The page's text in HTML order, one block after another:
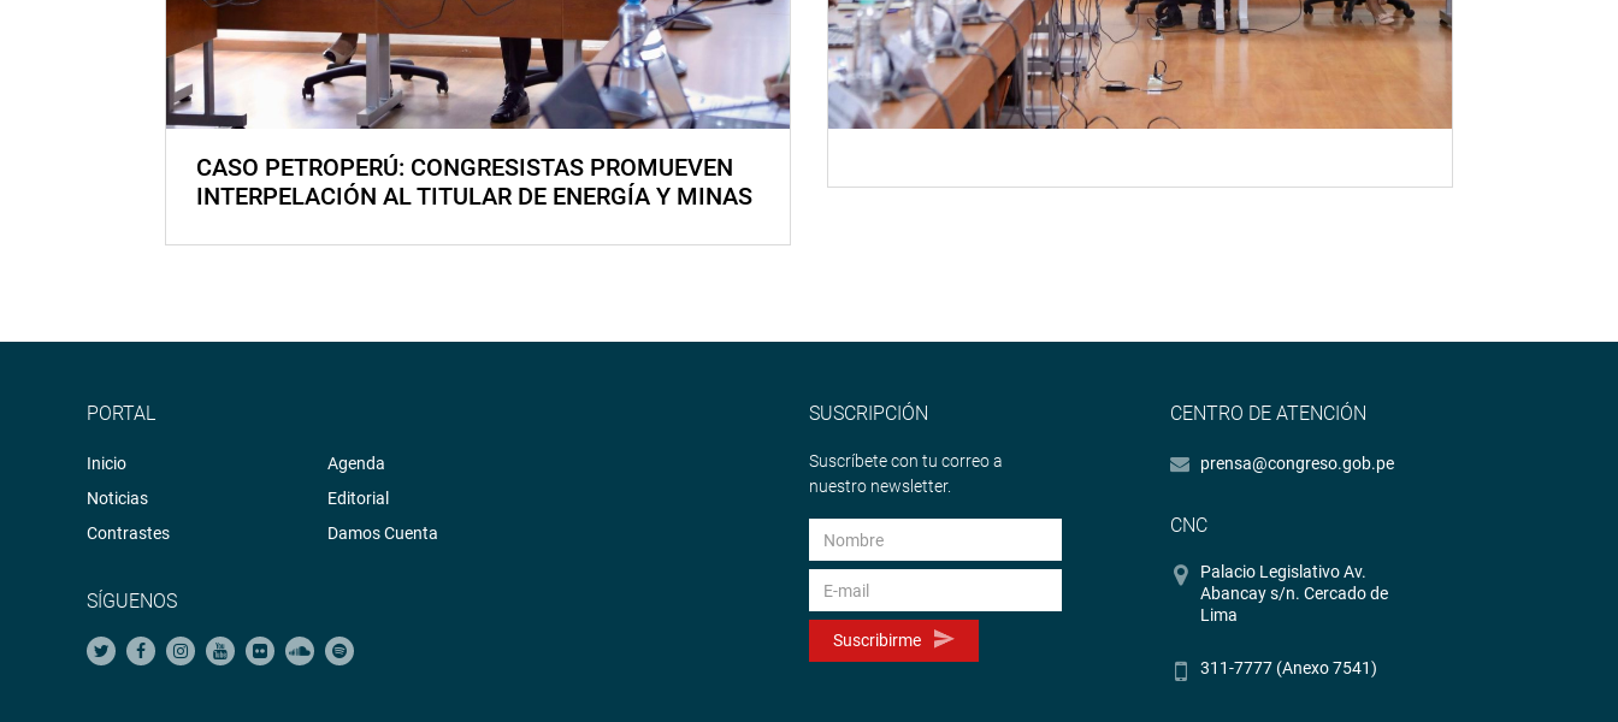
CASO PETROPERÚ: CONGRESISTAS PROMUEVEN
INTERPELACIÓN AL TITULAR DE ENERGÍA Y MINAS
PORTAL
Inicio
Noticias
Contrastes
Agenda
Editorial
Damos Cuenta
SÍGUENOS
SUSCRIPCIÓN
Suscríbete con tu correo a
nuestro newsletter.
Suscribirme
CENTRO DE ATENCIÓN
prensa@congreso.gob.pe
CNC
Palacio Legislativo Av.
Abancay s/n. Cercado de
Lima
311-7777 (Anexo 7541)